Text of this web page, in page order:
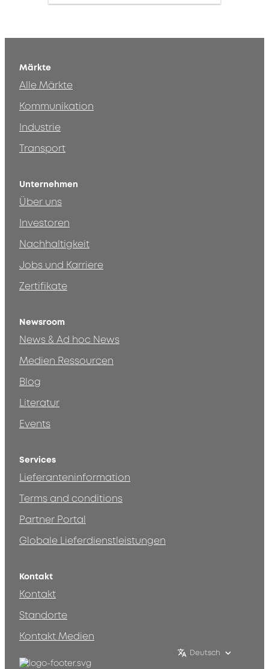
Märkte
Alle Märkte
Kommunikation
Industrie
Transport
Unternehmen
Über uns
Investoren
Nachhaltigkeit
Jobs und Karriere
Zertifikate
Newsroom
News & Ad hoc News
Medien Ressourcen
Blog
Literatur
Events
Services
Lieferanteninformation
Terms and conditions
Partner Portal
Globale Lieferdienstleistungen
Kontakt
Kontakt
Standorte
Kontakt Medien
Deutsch